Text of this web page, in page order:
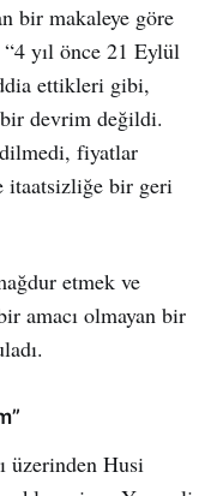
bir makaleye göre
yıl önce 21 Eylül
ettikleri gibi,
devrim değildi.
fiyatlar
itaatsizliğe bir geri
etmek ve
amacı olmayan bir
üzerinden Husi